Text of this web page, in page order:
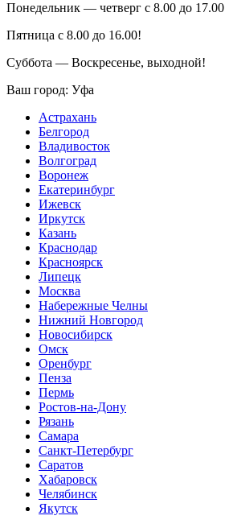
Понедельник — четверг с 8.00 до 17.00
Пятница с 8.00 до 16.00!
Суббота — Воскресенье, выходной!
Ваш город: Уфа
Астрахань
Белгород
Владивосток
Волгоград
Воронеж
Екатеринбург
Ижевск
Иркутск
Казань
Краснодар
Красноярск
Липецк
Москва
Набережные Челны
Нижний Новгород
Новосибирск
Омск
Оренбург
Пенза
Пермь
Ростов-на-Дону
Рязань
Самара
Санкт-Петербург
Саратов
Хабаровск
Челябинск
Якутск